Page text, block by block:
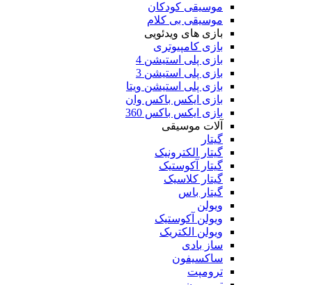
موسیقی کودکان
موسیقی بی کلام
بازی های ویدئویی
بازی کامپیوتری
بازی پلی استیشن 4
بازی پلی استیشن 3
بازی پلی استیشن ویتا
بازی ایکس باکس وان
بازی ایکس باکس 360
آلات موسیقی
گیتار
گیتار الکترونیک
گیتار آکوستیک
گیتار کلاسیک
گیتار باس
ویولن
ویولن آکوستیک
ویولن الکتریک
ساز بادی
ساکسیفون
ترومپت